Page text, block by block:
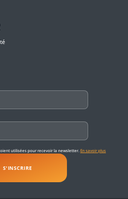
utilisées pour recevoir la newsletter.En savoir plus